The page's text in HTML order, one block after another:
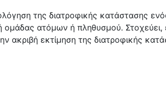
της διατροφικής κατάστασης
ατόμων ή πληθυσμού. Στοχεύει,
ακριβή εκτίμηση της διατροφικής